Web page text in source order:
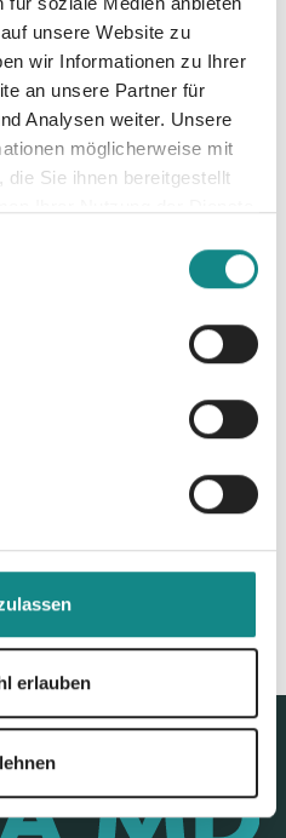
unsere Website zu
wir Informationen zu Ihrer
an unsere Partner für
Analysen weiter. Unsere
möglicherweise mit
Sie ihnen bereitgestellt
erlauben
Love von Sophia
2019.